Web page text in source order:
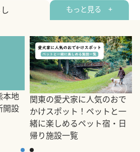
もっと見る +
本地
開設
関東の愛犬家に人気のおで
かけスポット！ペットと一
緒に楽しめるペット宿・日
帰り施設一覧